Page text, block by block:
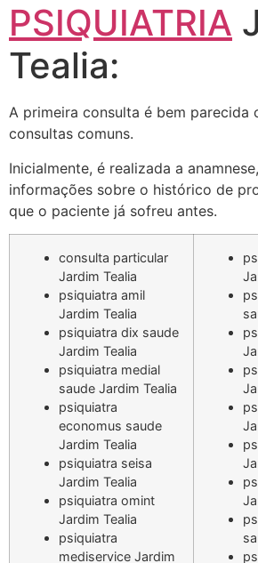
PSIQUIATRIA
Tealia:
A primeira consulta é bem parecida
consultas comuns.
Inicialmente, é realizada a
informações sobre o histórico de
que o paciente já sofreu antes.
consulta particular
Jardim Tealia
psiquiatra amil
Jardim Tealia
psiquiatra dix saude
Jardim Tealia
psiquiatra medial
saude Jardim Tealia
psiquiatra
economus saude
Jardim Tealia
psiquiatra seisa
Jardim Tealia
psiquiatra omint
Jardim Tealia
psiquiatra
mediservice Jardim